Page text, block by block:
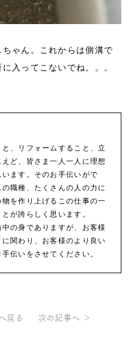
ゃん。これからは側溝で
入ってこないでね。。。
、リフォームすること、立
ど、皆さま一人一人に理想
ます。そのお手伝いがで
職種、たくさんの人の力に
物を作り上げるこの仕事の一
が誇らしく思います。
中の身でありますが、お客様
関わり、お客様のより良い
伝いをさせてください。
戻る 次の記事へ ＞